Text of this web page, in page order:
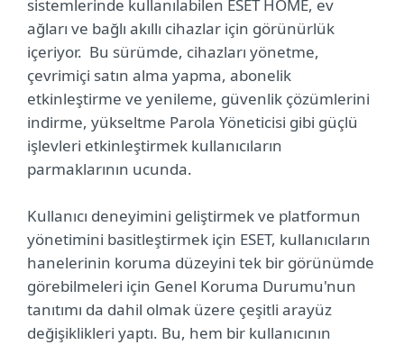
sistemlerinde kullanılabilen ESET HOME, ev
ağları ve bağlı akıllı cihazlar için görünürlük
içeriyor. Bu sürümde, cihazları yönetme,
çevrimiçi satın alma yapma, abonelik
etkinleştirme ve yenileme, güvenlik çözümlerini
indirme, yükseltme Parola Yöneticisi gibi güçlü
işlevleri etkinleştirmek kullanıcıların
parmaklarının ucunda.
Kullanıcı deneyimini geliştirmek ve platformun
yönetimini basitleştirmek için ESET, kullanıcıların
hanelerinin koruma düzeyini tek bir görünümde
görebilmeleri için Genel Koruma Durumu'nun
tanıtımı da dahil olmak üzere çeşitli arayüz
değişiklikleri yaptı. Bu, hem bir kullanıcının